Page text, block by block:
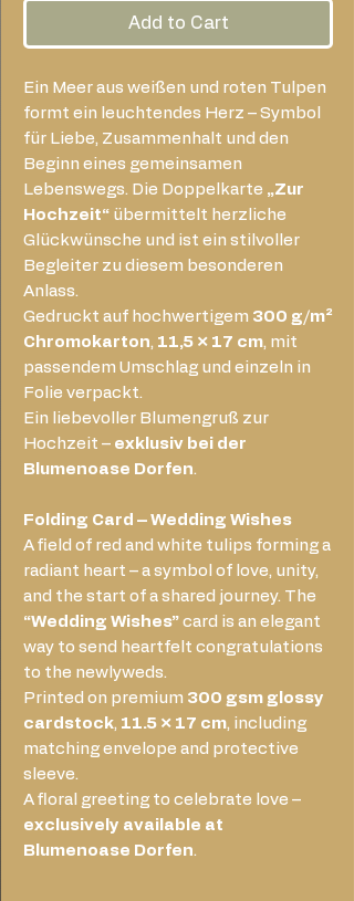
Add to Cart
Ein Meer aus weißen und roten Tulpen
formt ein leuchtendes Herz – Symbol
für Liebe, Zusammenhalt und den
Beginn eines gemeinsamen
Lebenswegs. Die Doppelkarte „Zur
Hochzeit“ übermittelt herzliche
Glückwünsche und ist ein stilvoller
Begleiter zu diesem besonderen
Anlass.
Gedruckt auf hochwertigem 300 g/m²
Chromokarton, 11,5 × 17 cm, mit
passendem Umschlag und einzeln in
Folie verpackt.
Ein liebevoller Blumengruß zur
Hochzeit – exklusiv bei der
Blumenoase Dorfen.
Folding Card – Wedding Wishes
A field of red and white tulips forming a
radiant heart – a symbol of love, unity,
and the start of a shared journey. The
“Wedding Wishes” card is an elegant
way to send heartfelt congratulations
to the newlyweds.
Printed on premium 300 gsm glossy
cardstock, 11.5 × 17 cm, including
matching envelope and protective
sleeve.
A floral greeting to celebrate love –
exclusively available at
Blumenoase Dorfen.